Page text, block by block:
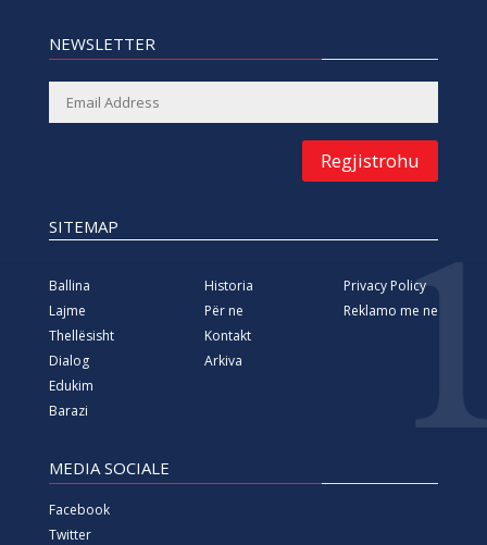
NEWSLETTER
Regjistrohu
SITEMAP
Ballina
Lajme
Thellësisht
Dialog
Edukim
Barazi
Historia
Për ne
Kontakt
Arkiva
Privacy Policy
Reklamo me ne
MEDIA SOCIALE
Facebook
Twitter